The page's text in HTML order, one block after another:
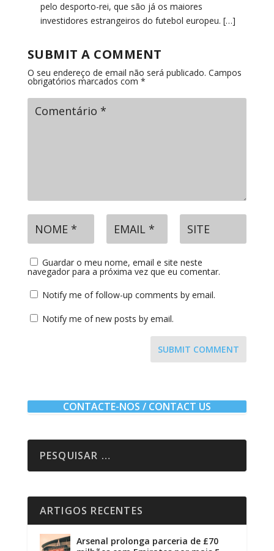
pelo desporto-rei, que são já os maiores
investidores estrangeiros do futebol europeu. […]
SUBMIT A COMMENT
O seu endereço de email não será publicado. Campos
obrigatórios marcados com *
Guardar o meu nome, email e site neste
navegador para a próxima vez que eu comentar.
Notify me of follow-up comments by email.
Notify me of new posts by email.
SUBMIT COMMENT
CONTACTE-NOS / CONTACT US
ARTIGOS RECENTES
Arsenal prolonga parceria de £70